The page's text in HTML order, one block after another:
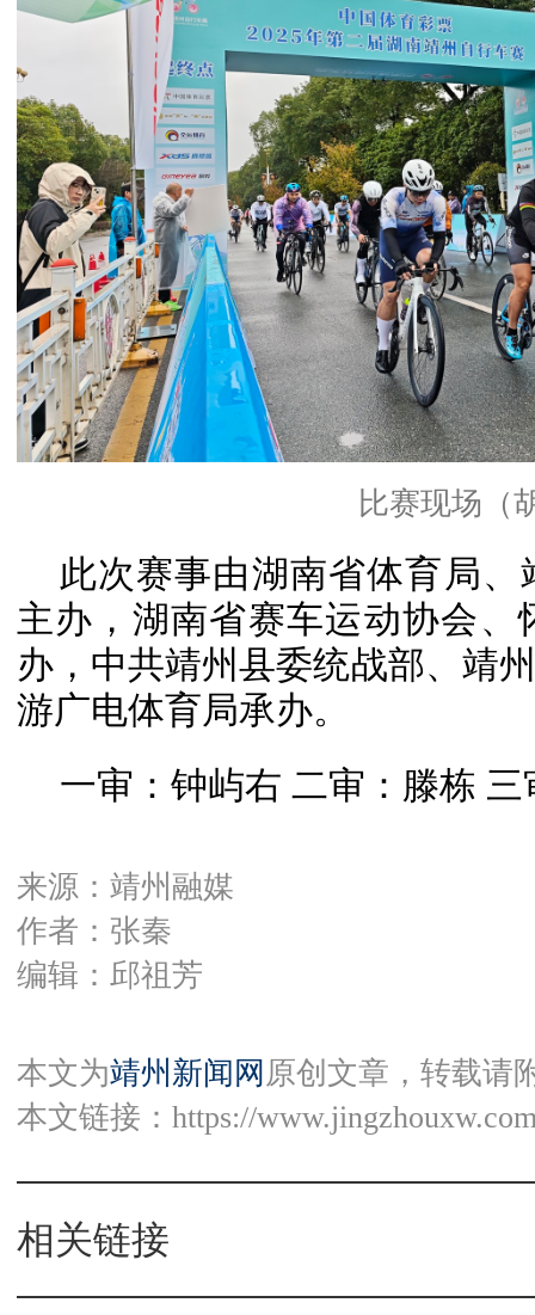
比赛现场（
此次赛事由湖南省体育局
主办，湖南省赛车运动协会
办，中共靖州县委统战部、靖
游广电体育局承办。
一审：钟屿右 二审：滕栋
来源：靖州融媒
作者：张秦
编辑：邱祖芳
本文为靖州新闻网 原创文章，转载请
本文链接： https://
相关链接